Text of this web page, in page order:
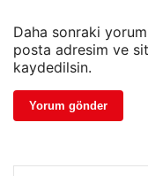
Daha sonraki
posta adresim ve
kaydedilsin.